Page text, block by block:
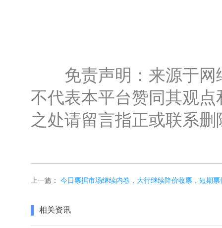
免责声明：来源于网
不代表本平台赞同其观
之处请留言指正或联系删
上一篇： 今日票据市场继续内卷，大行继续降价收票，短期
相关资讯